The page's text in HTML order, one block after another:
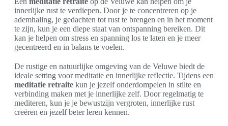
innerlijke rust te verdiepen. Door je te concentreren op je
ademhaling, je gedachten tot rust te brengen en in het moment
te zijn, kun je een diepe staat van ontspanning bereiken. Dit
kan je helpen om stress en spanning los te laten en je meer
gecentreerd en in balans te voelen.
De rustige en natuurlijke omgeving van de Veluwe biedt de
ideale setting voor meditatie en innerlijke reflectie. Tijdens een
meditatie retraite kun je jezelf onderdompelen in stilte en
verbinding maken met je innerlijke zelf. Door regelmatig te
mediteren, kun je je bewustzijn vergroten, innerlijke rust
creëren en jezelf beter leren kennen.